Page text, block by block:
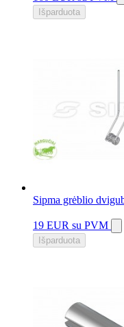
Išparduota
Sipma grėblio
19 EUR su PVM
Išparduota